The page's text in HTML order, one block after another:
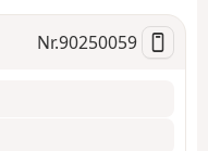
Nr.90250059